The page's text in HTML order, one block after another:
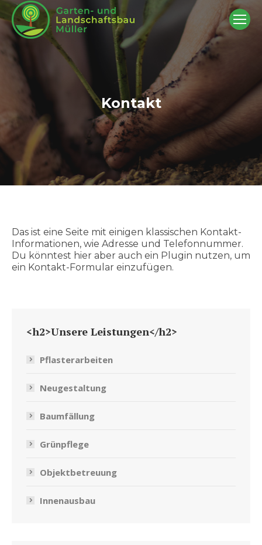
Kontakt
Sie befinden sich hier:
Das ist eine Seite mit einigen klassischen Kontakt-
Informationen, wie Adresse und Telefonnummer.
Du könntest hier aber auch ein Plugin nutzen, um
ein Kontakt-Formular einzufügen.
<h2>Unsere Leistungen</h2>
Pflasterarbeiten
Neugestaltung
Baumfällung
Grünpflege
Objektbetreuung
Innenausbau